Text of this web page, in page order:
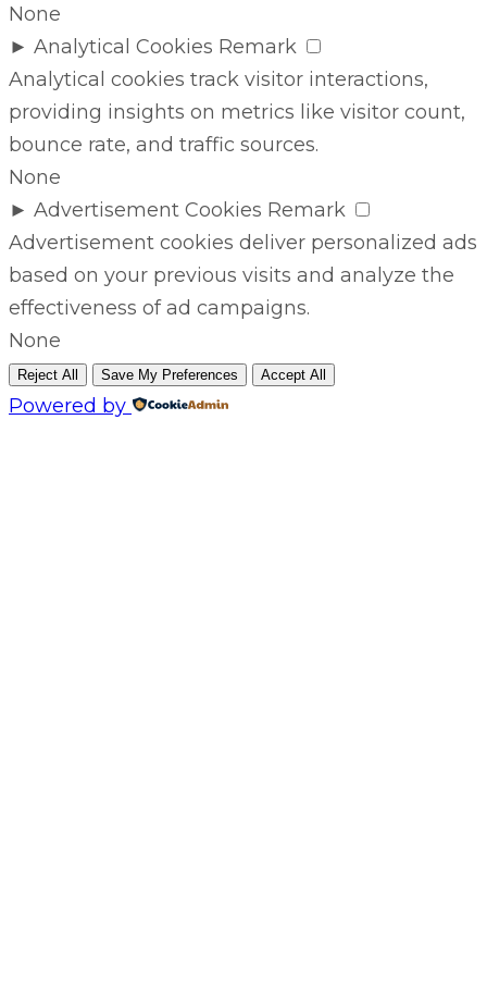
None
► Analytical Cookies Remark
Analytical cookies track visitor interactions,
providing insights on metrics like visitor count,
bounce rate, and traffic sources.
None
► Advertisement Cookies Remark
Advertisement cookies deliver personalized ads
based on your previous visits and analyze the
effectiveness of ad campaigns.
None
Reject All Save My Preferences Accept All
Powered by